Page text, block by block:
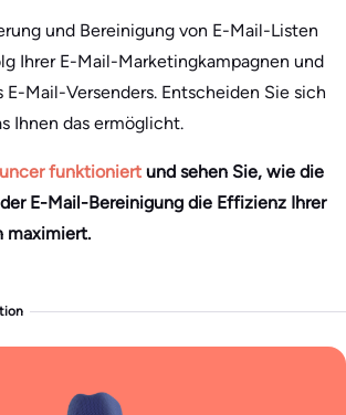
und Bereinigung von E-Mail-Listen
Ihrer E-Mail-Marketingkampagnen und
E-Mail-Versenders. Entscheiden Sie sich
Ihnen das ermöglicht.
funktioniert und sehen Sie, wie die
E-Mail-Bereinigung die Effizienz Ihrer
maximiert.